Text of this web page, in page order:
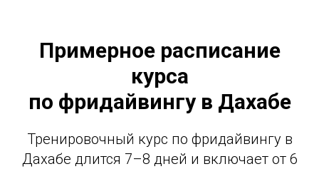
Примерное расписание
курса
по фридайвингу в Дахабе
Тренировочный курс по фридайвингу в
Дахабе длится 7–8 дней и включает от 6